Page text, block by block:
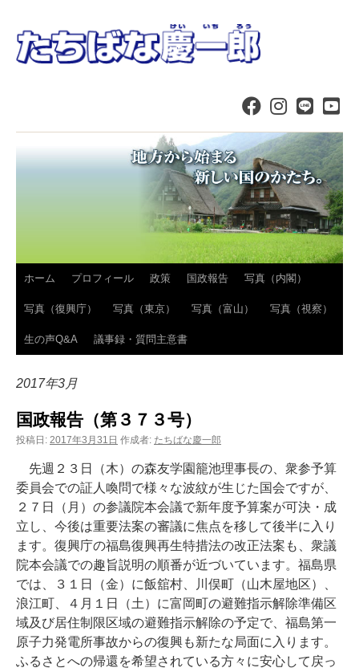
コ
ン
テ
へ
キ
ッ
プ
ホーム プロフィール 政策 国政報告 写真（内閣）
写真（復興庁） 写真（東京） 写真（富山） 写真（視察）
生の声Q&A 議事録・質問主意書
2017年3月
国政報告（第３７３号）
投稿日: 2017年3月31日 作成者: たちばな慶一郎
先週２３日（木）の森友学園籠池理事長の、衆参予算
委員会での証人喚問で様々な波紋が生じた国会ですが、
２７日（月）の参議院本会議で新年度予算案が可決・成
立し、今後は重要法案の審議に焦点を移して後半に入り
ます。復興庁の福島復興再生特措法の改正法案も、衆議
院本会議での趣旨説明の順番が近づいています。福島県
では、３１日（金）に飯舘村、川俣町（山木屋地区）、
浪江町、４月１日（土）に富岡町の避難指示解除準備区
域及び居住制限区域の避難指示解除の予定で、福島第一
原子力発電所事故からの復興も新たな局面に入ります。
ふるさとへの帰還を希望されている方々に安心して戻っ